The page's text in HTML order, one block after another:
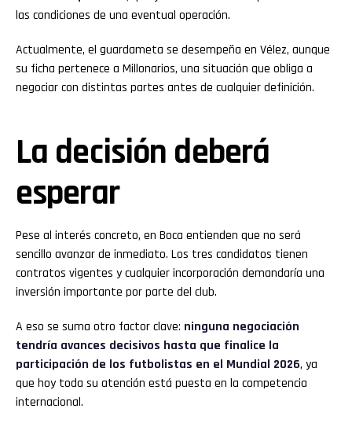
las condiciones de una eventual operación.
Actualmente, el guardameta se desempeña en Vélez, aunque
su ficha pertenece a Millonarios, una situación que obliga a
negociar con distintas partes antes de cualquier definición.
La decisión deberá
esperar
Pese al interés concreto, en Boca entienden que no será
sencillo avanzar de inmediato. Los tres candidatos tienen
contratos vigentes y cualquier incorporación demandaría una
inversión importante por parte del club.
A eso se suma otro factor clave: ninguna negociación
tendría avances decisivos hasta que finalice la
participación de los futbolistas en el Mundial 2026, ya
que hoy toda su atención está puesta en la competencia
internacional.